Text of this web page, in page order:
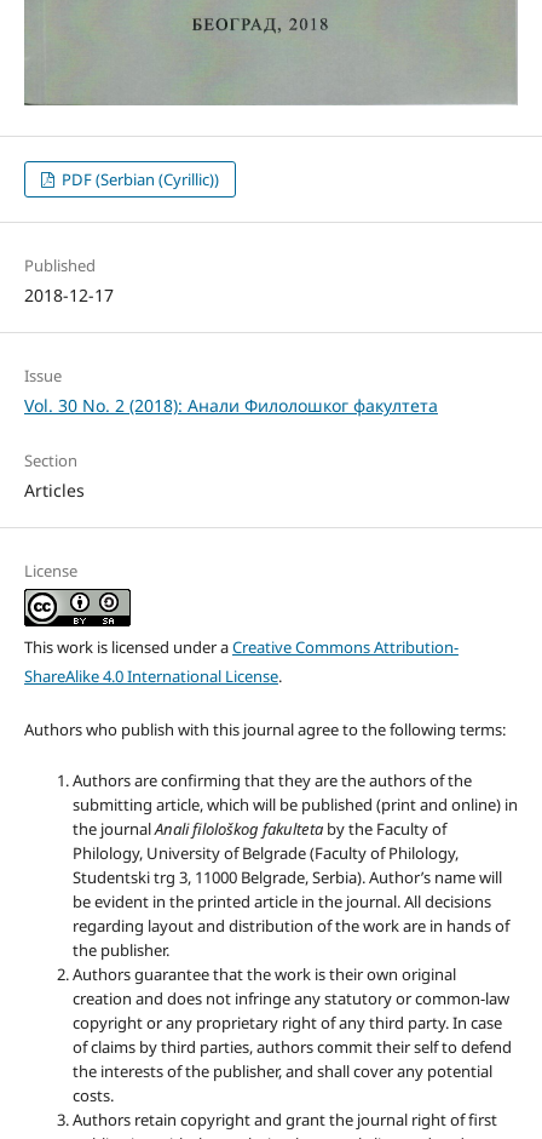
PDF (Serbian (Cyrillic))
Published
2018-12-17
Issue
Vol. 30 No. 2 (2018): Анали Филолошког факултета
Section
Articles
License
This work is licensed under aCreative Commons Attribution-
ShareAlike 4.0 International License.
Authors who publish with this journal agree to the following terms:
Authors are confirming that they are the authors of the
submitting article, which will be published (print and online) in
the journalAnali filološkog fakultetaby the Faculty of
Philology, University of Belgrade (Faculty of Philology,
Studentski trg 3, 11000 Belgrade, Serbia). Author’s name will
be evident in the printed article in the journal. All decisions
regarding layout and distribution of the work are in hands of
the publisher.
Authors guarantee that the work is their own original
creation and does not infringe any statutory or common-law
copyright or any proprietary right of any third party. In case
of claims by third parties, authors commit their self to defend
the interests of the publisher, and shall cover any potential
costs.
Authors retain copyright and grant the journal right of first